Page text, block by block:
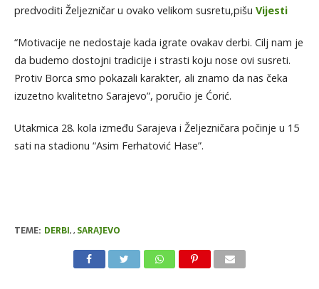
predvoditi Željezničar u ovako velikom susretu,pišu Vijesti
“Motivacije ne nedostaje kada igrate ovakav derbi. Cilj nam je
da budemo dostojni tradicije i strasti koju nose ovi susreti.
Protiv Borca smo pokazali karakter, ali znamo da nas čeka
izuzetno kvalitetno Sarajevo”, poručio je Ćorić.
Utakmica 28. kola između Sarajeva i Željezničara počinje u 15
sati na stadionu “Asim Ferhatović Hase”.
TEME: DERBI,, SARAJEVO